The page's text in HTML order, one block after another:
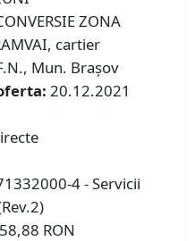
ZONA
cartier
Mun. Brașov
20.12.2021
4 - Servicii
RON